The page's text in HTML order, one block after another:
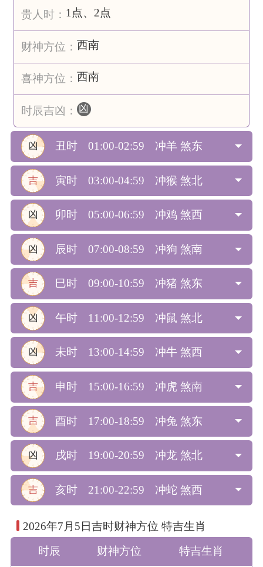
贵人时： 1点、2点
财神方位： 西南
喜神方位： 西南
时辰吉凶： 凶
凶 丑时 01:00-02:59 冲羊 煞东
吉 寅时 03:00-04:59 冲猴 煞北
凶 卯时 05:00-06:59 冲鸡 煞西
凶 辰时 07:00-08:59 冲狗 煞南
吉 巳时 09:00-10:59 冲猪 煞东
凶 午时 11:00-12:59 冲鼠 煞北
凶 未时 13:00-14:59 冲牛 煞西
吉 申时 15:00-16:59 冲虎 煞南
吉 酉时 17:00-18:59 冲兔 煞东
凶 戌时 19:00-20:59 冲龙 煞北
吉 亥时 21:00-22:59 冲蛇 煞西
2026年7月5日吉时财神方位 特吉生肖
时辰
财神方位 特吉生肖